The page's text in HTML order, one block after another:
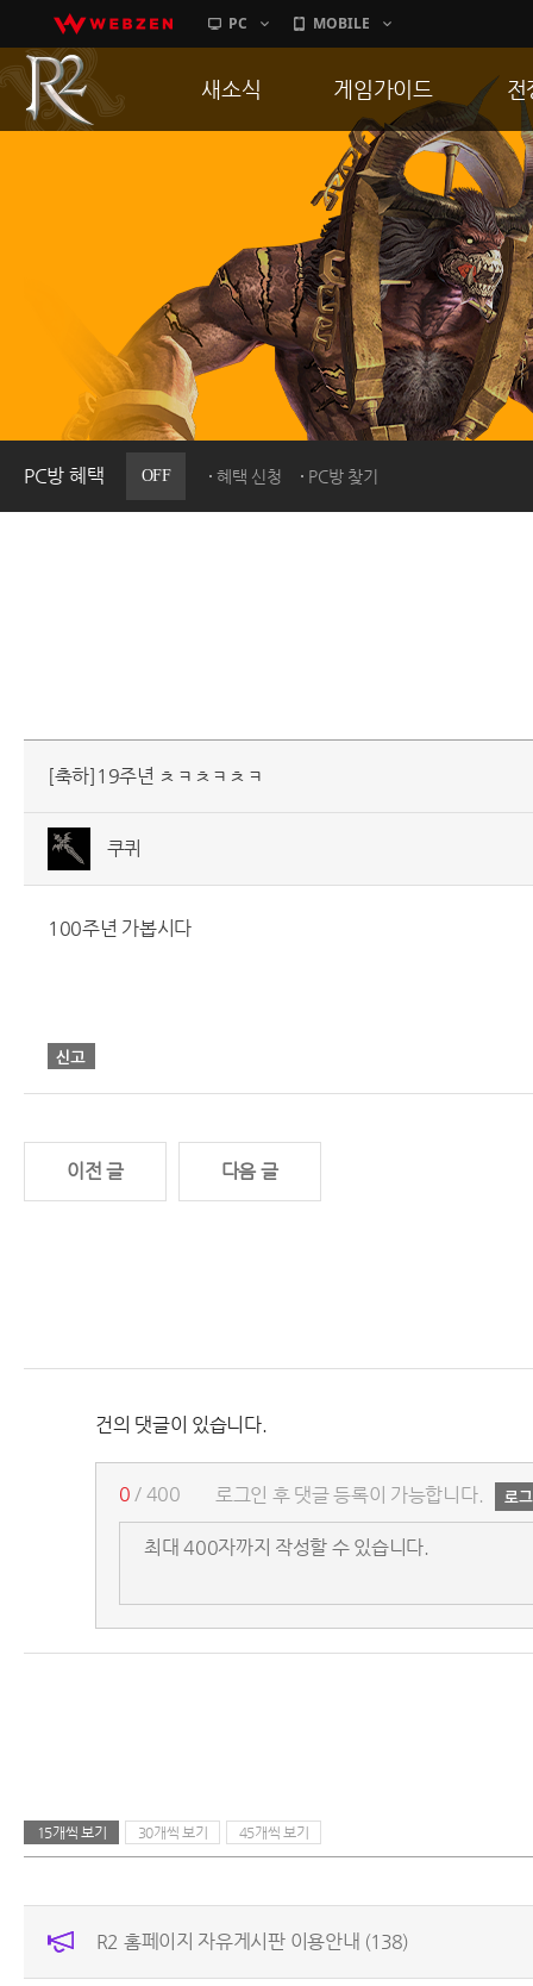
PC MOBILE
PC방 혜택 OFF 혜택 신청 PC방 찾기
새소식
이벤트
히스토리
PC방으로간다
게임가이드
게임 특징
서버가이드
신병훈련소
세부가이드
통합보급센터
전
통
공
[축하]19주년 ㅊㅋㅊㅋㅊㅋ
쿠퀴
100주년 가봅시다
이전 글 다음 글
건의 댓글이 있습니다.
로그인 후 댓글 등록이 가능합니다.
0 / 400
15개씩 보기 30개씩 보기 45개씩 보기
R2 홈페이지 자유게시판 이용안내 (138)